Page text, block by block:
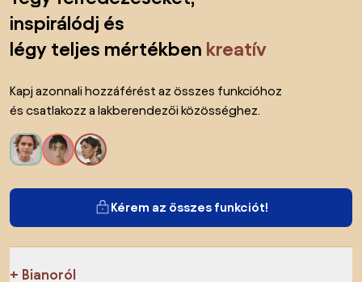
inspirálódj és
légy teljes mértékben kreatív
Kapj azonnali hozzáférést az összes funkcióhoz
és csatlakozz a lakberendezői közösséghez.
Kérem az összes funkciót!
Bianoról